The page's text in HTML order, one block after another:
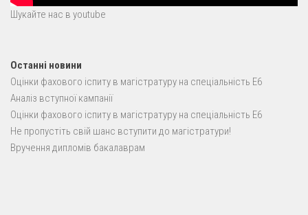
Шукайте нас в youtube
Останні новини
Оцінки фахового іспиту в магістратуру на спеціальність E6
Аналіз вступної кампанії
Оцінки фахового іспиту в магістратуру на спеціальність E6
Не пропустіть свій шанс вступити до магістратури!
Вручення дипломів бакалаврам